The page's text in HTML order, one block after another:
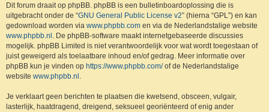
Dit forum draait op phpBB. phpBB is een bulletinboardoplossing die is
uitgebracht onder de “GNU General Public License v2” (hierna “GPL”) en kan
gedownload worden via www.phpbb.com en via de Nederlandstalige website
www.phpbb.nl . De phpBB-software maakt internetgebaseerde discussies
mogelijk. phpBB Limited is niet verantwoordelijk voor wat wordt toegestaan of
juist geweigerd als toelaatbare inhoud en/of gedrag. Meer informatie over
phpBB kun je vinden op https://www.phpbb.com/of de Nederlandstalige
website www.phpbb.nl .
Je verklaart geen berichten te plaatsen die kwetsend, obsceen, vulgair,
lasterlijk, haatdragend, dreigend, seksueel georiënteerd of enig ander